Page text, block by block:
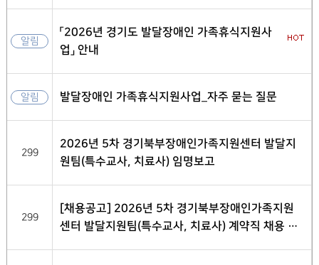
알림
「2026년 경기도 발달장애인 가족휴식지원사
업」 안내
알림 발달장애인 가족휴식지원사업_자주 묻는 질문
299
2026년 5차 경기북부장애인가족지원센터 발달지
원팀(특수교사, 치료사) 임명보고
299
[채용공고] 2026년 5차 경기북부장애인가족지원
센터 발달지원팀(특수교사, 치료사) 계약직 채용 최